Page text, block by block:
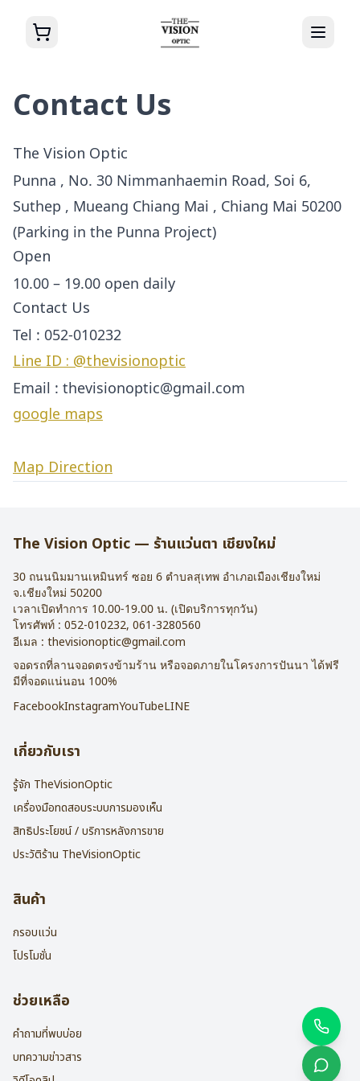
Contact Us
The Vision Optic
Punna , No. 30 Nimmanhaemin Road, Soi 6,
Suthep , Mueang Chiang Mai , Chiang Mai 50200
(Parking in the Punna Project)
Open
10.00 – 19.00 open daily
Contact Us
Tel : 052-010232
Line ID : @thevisionoptic
Email : thevisionoptic@gmail.com
google maps
Map Direction
The Vision Optic — ร้านแว่นตา เชียงใหม่
30 ถนนนิมมานเหมินทร์ ซอย 6 ตำบลสุเทพ อำเภอเมืองเชียงใหม่
จ.เชียงใหม่ 50200
เวลาเปิดทำการ 10.00-19.00 น. (เปิดบริการทุกวัน)
โทรศัพท์ : 052-010232, 061-3280560
อีเมล : thevisionoptic@gmail.com
จอดรถที่ลานจอดตรงข้ามร้าน หรือจอดภายในโครงการปันนา ได้ฟรี
มีที่จอดแน่นอน 100%
FacebookInstagramYouTubeLINE
เกี่ยวกับเรา
รู้จัก TheVisionOptic
เครื่องมือทดสอบระบบการมองเห็น
สิทธิประโยชน์ / บริการหลังการขาย
ประวัติร้าน TheVisionOptic
สินค้า
กรอบแว่น
โปรโมชั่น
ช่วยเหลือ
คำถามที่พบบ่อย
บทความข่าวสาร